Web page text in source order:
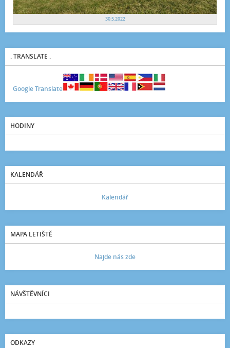
30.5.2022
. TRANSLATE .
Google Translate
HODINY
KALENDÁŘ
Kalendář
MAPA LETIŠTĚ
Najde nás zde
NÁVŠTĚVNÍCI
ODKAZY